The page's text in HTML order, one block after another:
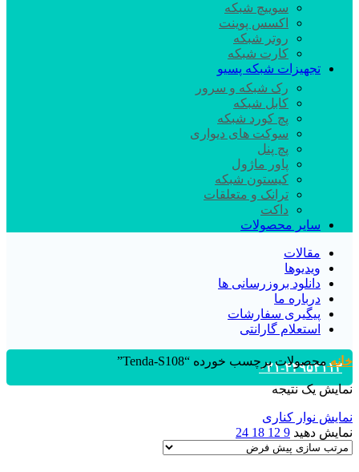
سوییچ شبکه
اکسس پوینت
روتر شبکه
کارت شبکه
تجهیزات شبکه پسیو
رک شبکه و سرور
کابل شبکه
پچ کورد شبکه
سوکت های دیواری
پچ پنل
پاور ماژول
کیستون شبکه
ترانک و متعلقات
داکت
سایر محصولات
مقالات
ویدیوها
دانلود بروزرسانی ها
درباره ما
پیگیری سفارشات
استعلام گارانتی
۰۲۱-۴۴۹۵۲۱۱۳خانه محصولات برچسب خورده “Tenda-S108”
نمایش یک نتیجه
نمایش نوار کناری
نمایش دهید 9
12
18
24